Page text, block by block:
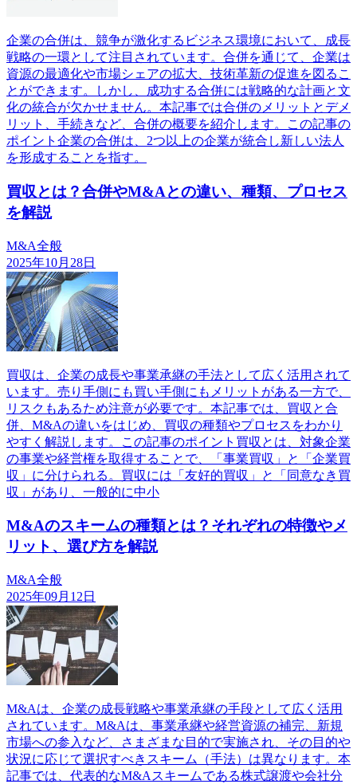
企業の合併は、競争が激化するビジネス環境において、成長
戦略の一環として注目されています。合併を通じて、企業は
資源の最適化や市場シェアの拡大、技術革新の促進を図るこ
とができます。しかし、成功する合併には戦略的な計画と文
化の統合が欠かせません。本記事では合併のメリットとデメ
リット、手続きなど、合併の概要を紹介します。この記事の
ポイント企業の合併は、2つ以上の企業が統合し新しい法人
を形成することを指す。
買収とは？合併やM&Aとの違い、種類、プロセス
を解説
M&A全般
2025年10月28日
買収は、企業の成長や事業承継の手法として広く活用されて
います。売り手側にも買い手側にもメリットがある一方で、
リスクもあるため注意が必要です。本記事では、買収と合
併、M&Aの違いをはじめ、買収の種類やプロセスをわかり
やすく解説します。この記事のポイント買収とは、対象企業
の事業や経営権を取得することで、「事業買収」と「企業買
収」に分けられる。買収には「友好的買収」と「同意なき買
収」があり、一般的に中小
M&Aのスキームの種類とは？それぞれの特徴やメ
リット、選び方を解説
M&A全般
2025年09月12日
M&Aは、企業の成長戦略や事業承継の手段として広く活用
されています。M&Aは、事業承継や経営資源の補完、新規
市場への参入など、さまざまな目的で実施され、その目的や
状況に応じて選択すべきスキーム（手法）は異なります。本
記事では、代表的なM&Aスキームである株式譲渡や会社分